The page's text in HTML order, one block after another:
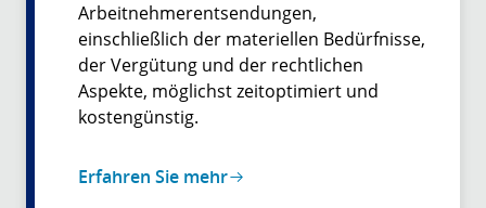
Arbeitnehmerentsendungen,
einschließlich der materiellen Bedürfnisse,
der Vergütung und der rechtlichen
Aspekte, möglichst zeitoptimiert und
kostengünstig.
Erfahren Sie mehr